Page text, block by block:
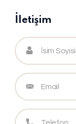
İletişim